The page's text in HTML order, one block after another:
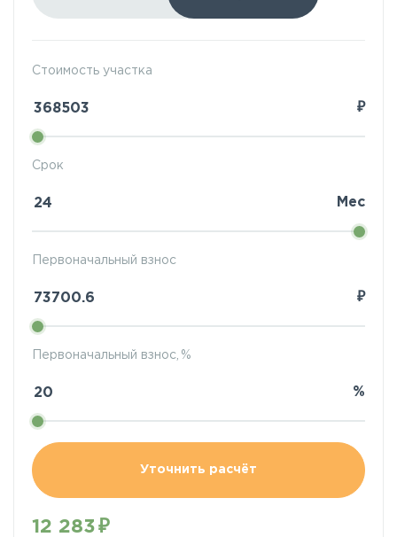
Стоимость участка
₽
Первоначальный взнос
₽
Срок
Мес
Первоначальный взнос, %
%
Уточнить расчёт
12 283